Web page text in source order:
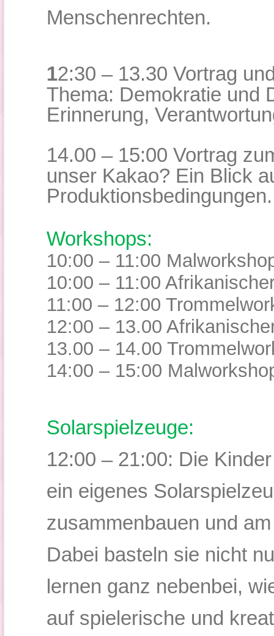
Menschenrechten.
12:30 – 13.30 Vortrag
Thema: Demokratie und
Erinnerung,
14.00 – 15:00 Vortrag
unser Kakao? Ein Blick
Produktionsbedingungen.
Workshops:
10:00 – 11:00
10:00 – 11:00
11:00 – 12:00
12:00 – 13.00
13.00 – 14.00
14:00 – 15:00
Solarspielzeuge:
12:00 – 21:00: Die
ein eigenes
zusammenbauen und
Dabei basteln sie nicht
lernen ganz nebenbei,
auf spielerische und